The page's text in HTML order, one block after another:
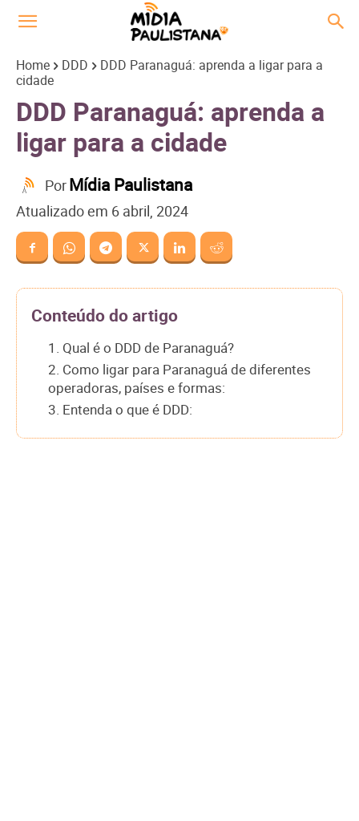
Home DDD
DDD Paranaguá: aprenda a ligar para a
cidade
DDD Paranaguá: aprenda a
ligar para a cidade
PorMídia Paulistana
Atualizado em 6 abril, 2024
Conteúdo do artigo
1. Qual é o DDD de Paranaguá?
2. Como ligar para Paranaguá de diferentes
operadoras, países e formas:
3. Entenda o que é DDD: